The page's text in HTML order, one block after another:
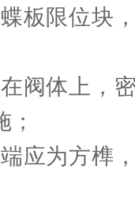
限位块
体上，
为方榫